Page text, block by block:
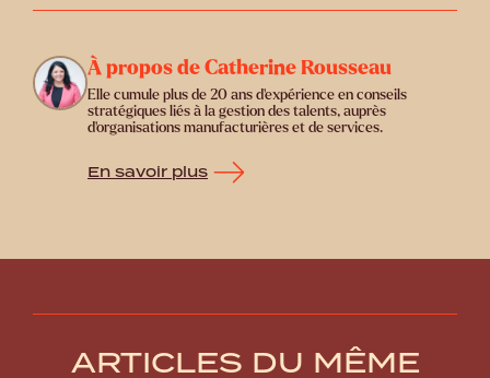
À propos de Catherine Rousseau
Elle cumule plus de 20 ans d’expérience en conseils
stratégiques liés à la gestion des talents, auprès
d’organisations manufacturières et de services.
En savoir plus
ARTICLES DU MÊME